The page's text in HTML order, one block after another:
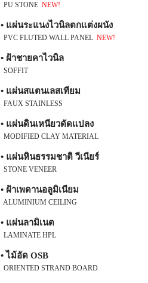
PU STONE NEW!
• แผ่นระแนงไวนิลตกแต่งผนัง
PVC FLUTED WALL PANEL NEW!
• ฝ้าชายคาไวนิล
SOFFIT
• แผ่นสแตนเลสเทียม
FAUX STAINLESS
• แผ่นดินเหนียวดัดแปลง
MODIFIED CLAY MATERIAL
• แผ่นหินธรรมชาติ วีเนียร์
STONE VENEER
• ฝ้าเพดานอลูมิเนียม
ALUMINIUM CEILING
• แผ่นลามิเนต
LAMINATE HPL
• ไม้อัด OSB
ORIENTED STRAND BOARD